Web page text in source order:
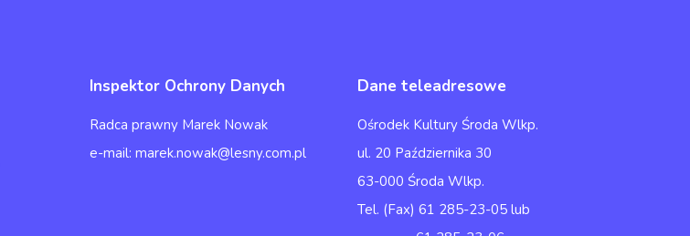
Inspektor Ochrony Danych
Radca prawny Marek Nowak
e-mail: marek.nowak@lesny.com.pl
Dane teleadresowe
Ośrodek Kultury Środa Wlkp.
ul. 20 Października 30
63-000 Środa Wlkp.
Tel. (Fax) 61 285-23-05 lub